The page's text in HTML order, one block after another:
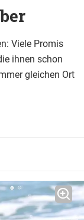
Viele Promis
ihnen schon
gleichen Ort